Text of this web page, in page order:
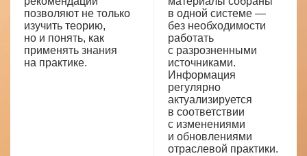
позволяют не только
изучить теорию,
но и понять, как
применять знания
на практике.
в одной системе —
без необходимости
работать
с разрозненными
источниками.
Информация
регулярно
актуализируется
в соответствии
с изменениями
и обновлениями
отраслевой практики.